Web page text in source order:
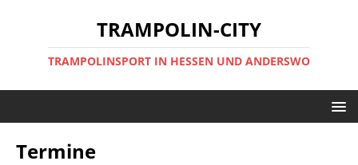
TRAMPOLIN-CITY
TRAMPOLINSPORT IN HESSEN UND ANDERSWO
Termine